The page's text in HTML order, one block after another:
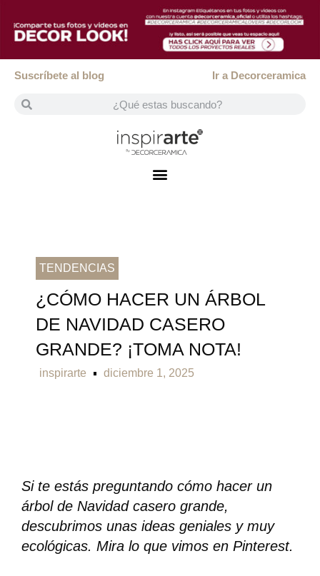
Suscríbete al blog Ir a Decorceramica
TENDENCIAS
¿CÓMO HACER UN ÁRBOL
DE NAVIDAD CASERO
GRANDE? ¡TOMA NOTA!
inspirarte diciembre 1, 2025
Si te estás preguntando cómo hacer un
árbol de Navidad casero grande,
descubrimos unas ideas geniales y muy
ecológicas. Mira lo que vimos en Pinterest.